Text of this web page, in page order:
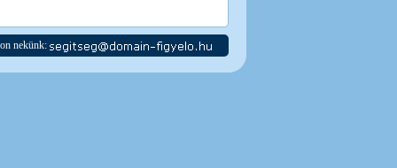
nekünk: